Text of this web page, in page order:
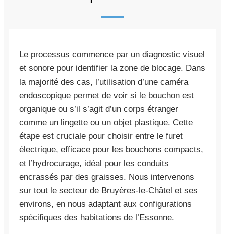
Le processus commence par un diagnostic visuel
et sonore pour identifier la zone de blocage. Dans
la majorité des cas, l’utilisation d’une caméra
endoscopique permet de voir si le bouchon est
organique ou s’il s’agit d’un corps étranger
comme un lingette ou un objet plastique. Cette
étape est cruciale pour choisir entre le furet
électrique, efficace pour les bouchons compacts,
et l’hydrocurage, idéal pour les conduits
encrassés par des graisses. Nous intervenons
sur tout le secteur de Bruyères-le-Châtel et ses
environs, en nous adaptant aux configurations
spécifiques des habitations de l’Essonne.